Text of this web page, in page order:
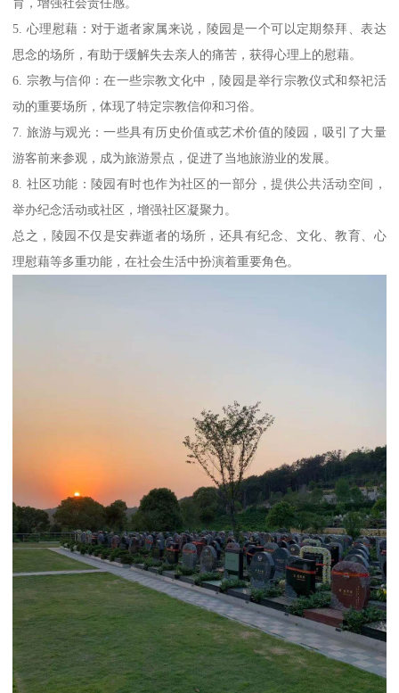
育，增强社会责任感。
5. 心理慰藉：对于逝者家属来说，陵园是一个可以定期祭拜、表达
思念的场所，有助于缓解失去亲人的痛苦，获得心理上的慰藉。
6. 宗教与信仰：在一些宗教文化中，陵园是举行宗教仪式和祭祀活
动的重要场所，体现了特定宗教信仰和习俗。
7. 旅游与观光：一些具有历史价值或艺术价值的陵园，吸引了大量
游客前来参观，成为旅游景点，促进了当地旅游业的发展。
8. 社区功能：陵园有时也作为社区的一部分，提供公共活动空间，
举办纪念活动或社区，增强社区凝聚力。
总之，陵园不仅是安葬逝者的场所，还具有纪念、文化、教育、心
理慰藉等多重功能，在社会生活中扮演着重要角色。